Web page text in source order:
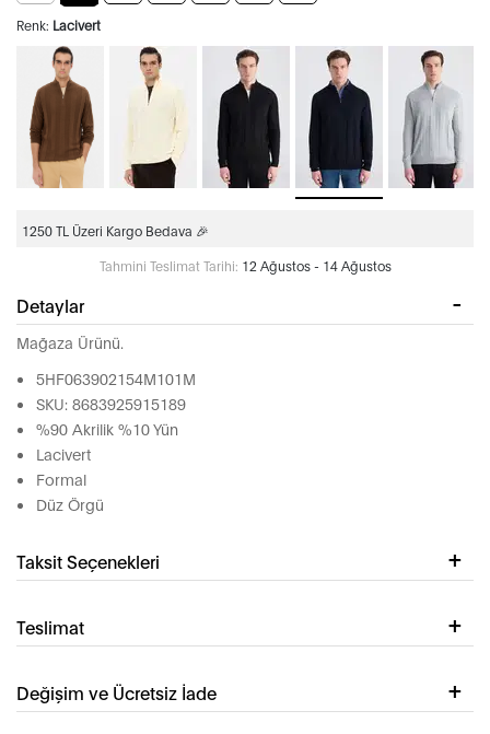
Renk: Lacivert
1250 TL Üzeri Kargo Bedava 🎉
Tahmini Teslimat Tarihi: 12 Ağustos - 14 Ağustos
Detaylar
Mağaza Ürünü.
5HF063902154M101M
SKU: 8683925915189
%90 Akrilik %10 Yün
Lacivert
Formal
Düz Örgü
Taksit Seçenekleri
Teslimat
Değişim ve Ücretsiz İade